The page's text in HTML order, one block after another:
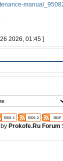
2026, 01:45 ]
Prokofe.Ru Forum